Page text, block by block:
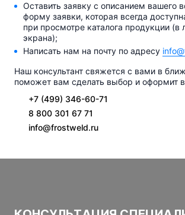
Оставить заявку с описанием вашего
форму заявки, которая всегда
при просмотре каталога продукции (в
экрана);
Написать нам на почту по адресу
Наш консультант свяжется с вами в
поможет вам сделать выбор и оформит
+7 (499) 346-60-71
8 800 301 67 71
info@frostweld.ru